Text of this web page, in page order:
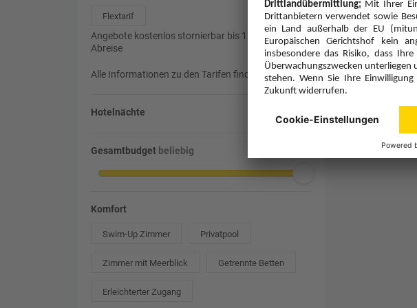
Flextarif
Angebote kostenlos stornierbar bis 1 Tag vor
Abreise
Alle Informationen zu den Tarifen finden Siehier
Hotelnächte
Gesamtbudget beliebig
Komfort
Swim-Up Zimmer Privatpool
Zimmer mit Meerblick Getrennte Betten
Erleichterter Zugang